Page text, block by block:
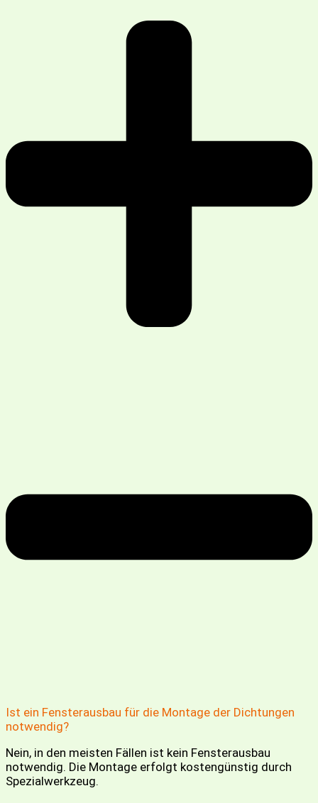
Ist ein Fensterausbau für die Montage der Dichtungen
notwendig?
Nein, in den meisten Fällen ist kein Fensterausbau
notwendig. Die Montage erfolgt kostengünstig durch
Spezialwerkzeug.